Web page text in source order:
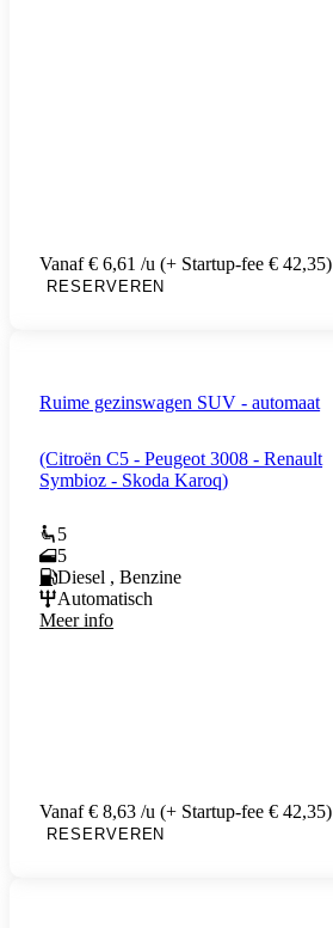
Vanaf € 6,61 /u (+ Startup-fee € 42,35)
RESERVEREN
Ruime gezinswagen SUV - automaat
(Citroën C5 - Peugeot 3008 - Renault
Symbioz - Skoda Karoq)
5
5
Diesel , Benzine
Automatisch
Meer info
Vanaf € 8,63 /u (+ Startup-fee € 42,35)
RESERVEREN